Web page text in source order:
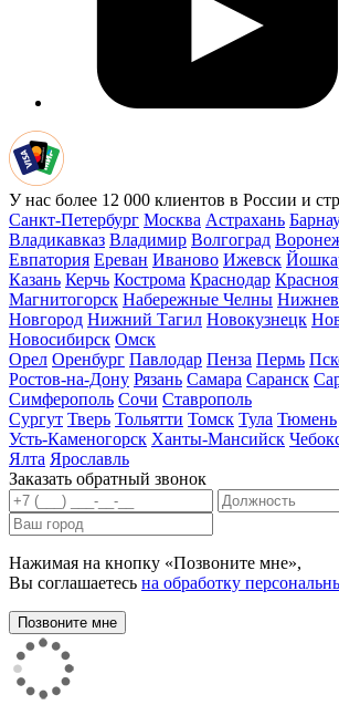
У нас более 12 000 клиентов в России и
Санкт-Петербург Москва Астрахань
Владикавказ Владимир Волгоград
Евпатория Ереван Иваново Ижевск
Казань Керчь Кострома Краснодар
Магнитогорск Набережные Челны
Новгород Нижний Тагил Новокузнецк
Новосибирск Омск
Орел Оренбург Павлодар Пенза Пермь
Ростов-на-Дону Рязань Самара Саранск
Симферополь Сочи Ставрополь
Сургут Тверь Тольятти Томск Тула Тюмень
Усть-Каменогорск Ханты-Мансийск
Ялта Ярославль
Заказать обратный звонок
Нажимая на кнопку «Позвоните мне»,
Вы соглашаетесь на обработку